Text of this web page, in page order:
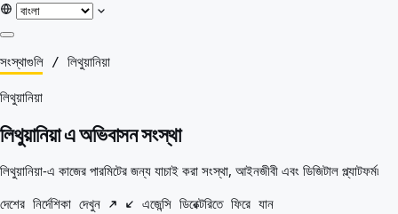
সংক্ষিপ্ত বিবরণ
অঞ্চল
পরিস্থিতি
আপনার জন্য সেরা দেশ
পরিচিতি
সম্পদ
সংস্থাগুলি / লিথুয়ানিয়া
লিথুয়ানিয়া
লিথুয়ানিয়া এ অভিবাসন সংস্থা
লিথুয়ানিয়া-এ কাজের পারমিটের জন্য যাচাই করা সংস্থা, আইনজীবী এবং ডিজিটাল প্ল্যাটফর্ম৷
দেশের নির্দেশিকা দেখুন এজেন্সি ডিরেক্টরিতে ফিরে যান